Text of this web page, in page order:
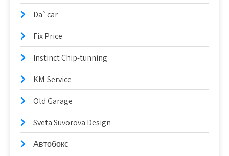
Da`car
Fix Price
Instinct Chip-tunning
KM-Service
Old Garage
Sveta Suvorova Design
Автобокс